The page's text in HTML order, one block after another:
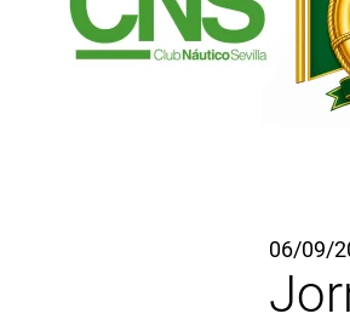
06/09/